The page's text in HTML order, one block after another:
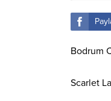
Bodrum
Scarlet